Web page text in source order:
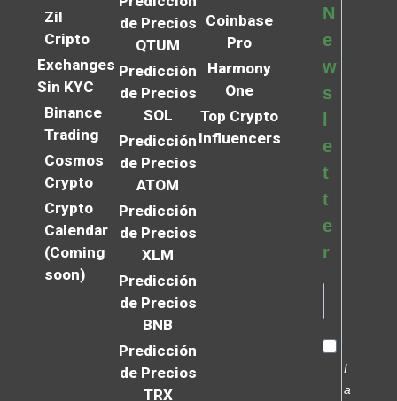
Zil
Cripto
Exchanges
Sin KYC
Binance
Trading
Cosmos
Crypto
Crypto
Calendar
(Coming
soon)
de Precios
QTUM
Predicción
de Precios
SOL
Predicción
de Precios
ATOM
Predicción
de Precios
XLM
Predicción
de Precios
BNB
Predicción
de Precios
TRX
Coinbase
Pro
Harmony
One
Top Crypto
Influencers
N
e
w
s
e
t
t
e
r
I
a